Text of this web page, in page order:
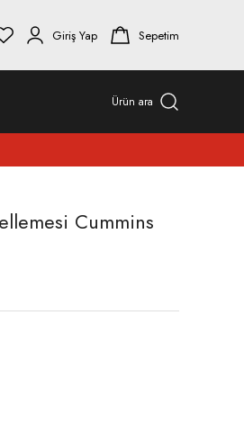
Giriş Yap Sepetim
Ürün ara
Cummins